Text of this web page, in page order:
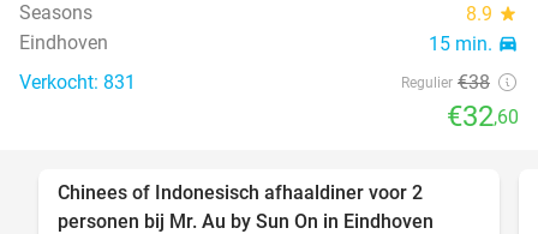
Seasons
8.9 star
Eindhoven 15 min. directions_car
Verkocht: 831 Regulier €38
€32,60
Chinees of Indonesisch afhaaldiner voor 2
personen bij Mr. Au by Sun On in Eindhoven